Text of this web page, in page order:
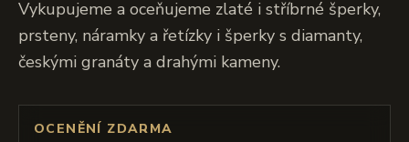
Vykupujeme a oceňujeme zlaté i stříbrné šperky,
prsteny, náramky a řetízky i šperky s diamanty,
českými granáty a drahými kameny.
OCENĚNÍ ZDARMA